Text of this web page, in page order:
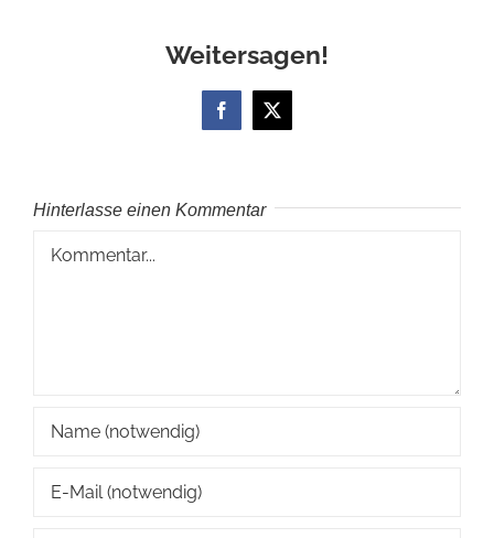
Weitersagen!
Facebook
X
Hinterlasse einen Kommentar
Kommentar